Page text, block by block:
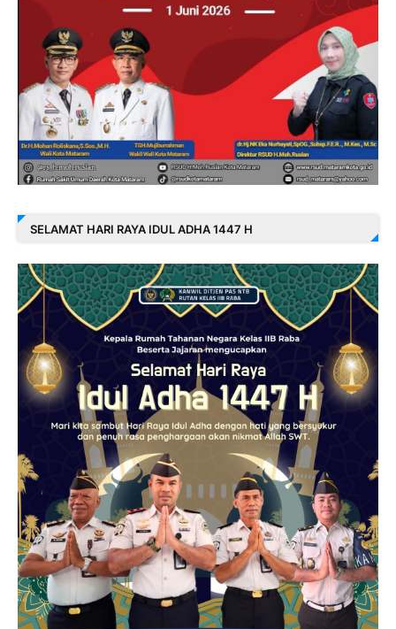
SELAMAT HARI RAYA IDUL ADHA 1447 H